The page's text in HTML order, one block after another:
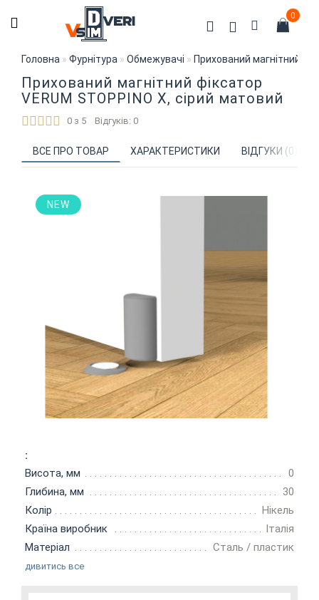
0
Головна Фурнітура Обмежувачі Прихований магнітний
Прихований магнітний фіксатор
VERUM STOPPINO X, сірий матовий
0 з 5 Відгуків: 0
ВСЕ ПРО ТОВАР ХАРАКТЕРИСТИКИ ВІДГУКИ (0)
NEW
:
Висота, мм
0
Глибина, мм
30
Колір
Нікель
Країна виробник
Італія
Матеріал
Сталь / пластик
дивитись все